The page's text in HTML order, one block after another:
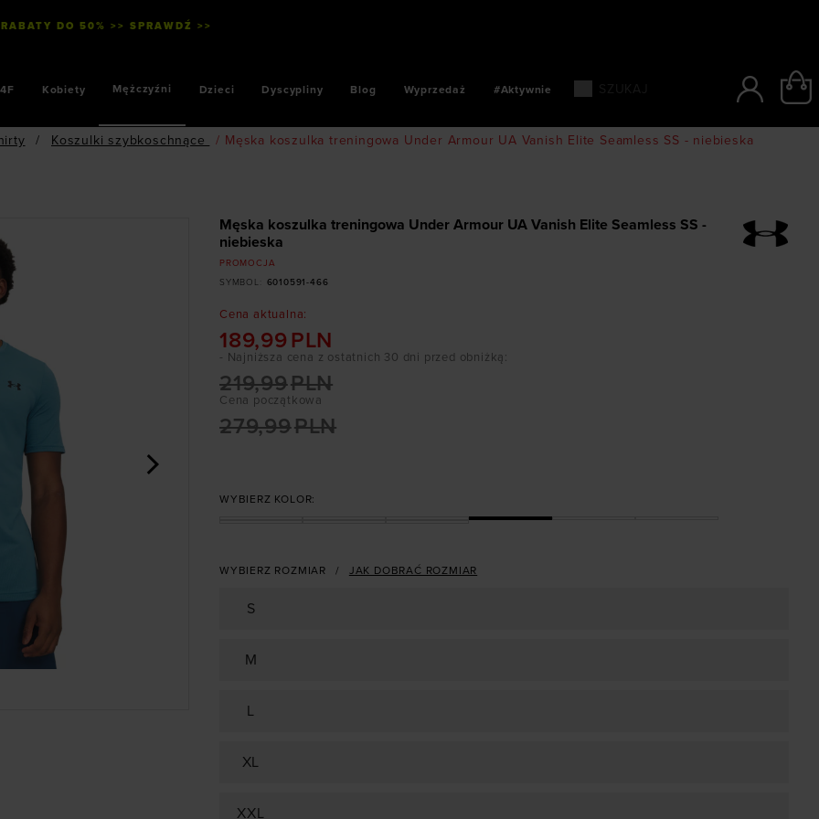
DO 50% >> SPRAWDŹ >>
4F Kobiety Mężczyźni Dzieci Dyscypliny Blog Wyprzedaż #Aktywnie
/ Koszulki szybkoschnące / Męska koszulka treningowa Under Armour UA Vanish Elite Seamless SS - niebieska
Męska koszulka treningowa Under Armour UA Vanish Elite Seamless SS -
niebieska
PROMOCJA
SYMBOL
6010591-466
Cena aktualna:
189,99 PLN
Cena początkowa
279,99PLN
219,99PLN
- Najniższa cena z ostatnich 30 dni przed obniżką:
WYBIERZ KOLOR:
WYBIERZ ROZMIAR JAK DOBRAĆ ROZMIAR
S
M
L
XL
XXL